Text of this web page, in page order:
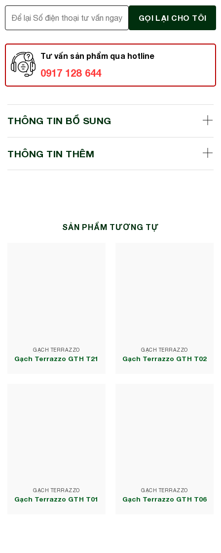
Tư vấn sản phẩm qua hotline
0917 128 644
THÔNG TIN BỔ SUNG
THÔNG TIN THÊM
SẢN PHẨM TƯƠNG TỰ
GẠCH TERRAZZO
Gạch Terrazzo GTH T21
GẠCH TERRAZZO
Gạch Terrazzo GTH T02
GẠCH TERRAZZO
Gạch Terrazzo GTH T01
GẠCH TERRAZZO
Gạch Terrazzo GTH T06